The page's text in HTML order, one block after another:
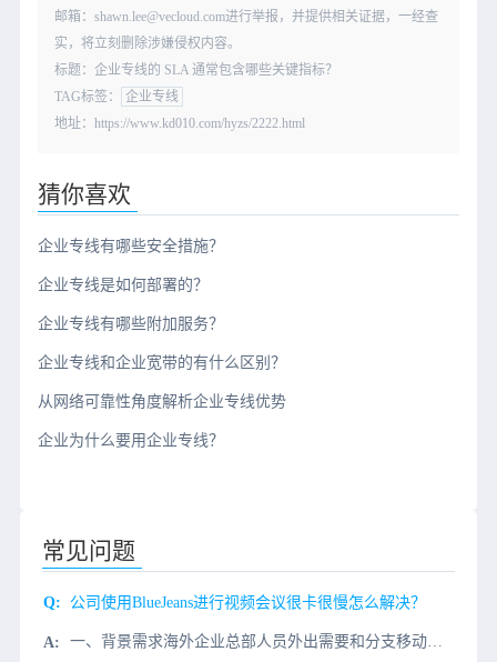
邮箱：shawn.lee@vecloud.com进行举报，并提供相关证据，一经查
实，将立刻删除涉嫌侵权内容。
标题：企业专线的 SLA 通常包含哪些关键指标？
TAG标签：
企业专线
地址：https://www.kd010.com/hyzs/2222.html
猜你喜欢
企业专线有哪些安全措施？
企业专线是如何部署的？
企业专线有哪些附加服务？
企业专线和企业宽带的有什么区别？
从网络可靠性角度解析企业专线优势
企业为什么要用企业专线？
常见问题
公司使用BlueJeans进行视频会议很卡很慢怎么解决？
一、背景需求海外企业总部人员外出需要和分支移动办公BlueJeans视频会议协同办公视频会议，国内同事BlueJeans视频会议打开很慢，经常视频会议发送失败，希望用BlueJeans视频会议统一办公